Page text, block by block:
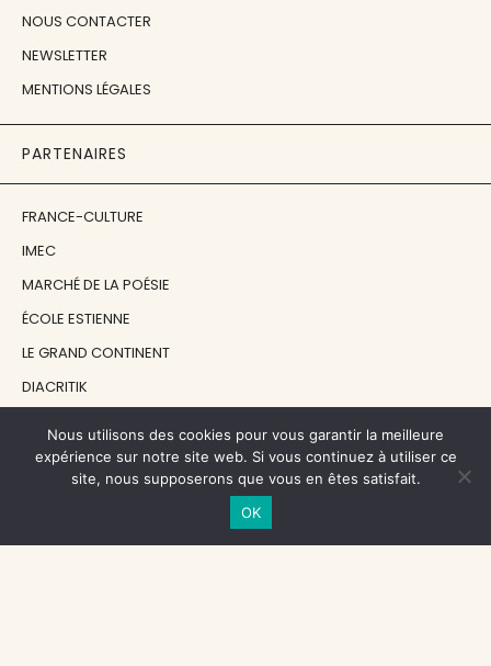
NOUS CONTACTER
NEWSLETTER
MENTIONS LÉGALES
PARTENAIRES
FRANCE-CULTURE
IMEC
MARCHÉ DE LA POÉSIE
ÉCOLE ESTIENNE
LE GRAND CONTINENT
DIACRITIK
NOS SOUTIENS
CENTRE NATIONAL DU LIVRE
Nous utilisons des cookies pour vous garantir la meilleure
expérience sur notre site web. Si vous continuez à utiliser ce
site, nous supposerons que vous en êtes satisfait.
OK